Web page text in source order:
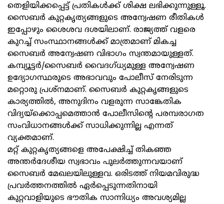
തെളിയിക്കപ്പെട്ട് പ്രതികള്‍ക്ക് ശിക്ഷ ലഭിക്കുന്നുള്ളൂ.
സൈബര്‍ കുറ്റകൃത്യങ്ങളുടെ അന്വേഷണ രീതികള്‍
ഇപ്പോഴും ശൈശവ ദശയിലാണ്. രാജ്യത്ത് വളരെ
കുറച്ച് സംസ്ഥാനങ്ങള്‍ക്ക് മാത്രമാണ് മികച്ച
സൈബര്‍ അന്വേഷണ വിഭാഗം സ്വന്തമായുള്ളത്.
കമ്പ്യൂട്ടര്‍/സൈബര്‍ വൈദഗ്ധ്യമുള്ള അന്വേഷണ
ഉദ്യോഗസ്ഥരുടെ അഭാവവും പോലീസ് നേരിടുന്ന
മറ്റൊരു പ്രശ്നമാണ്. സൈബര്‍ കുറ്റകൃങ്ങളുടെ
കാര്യത്തില്‍, അനുദിനം വളരുന്ന സാങ്കേതിക
വിദ്യയ്ക്കൊപ്പമെത്താന്‍ പോലീസിന്റെ പരമ്പരാഗത
സംവിധാനങ്ങള്‍ക്ക് സാധിക്കുന്നില്ല എന്നത്
വ്യക്തമാണ്.
മറ്റ് കുറ്റകൃത്യങ്ങളെ അപേക്ഷിച്ച് തികഞ്ഞ
അന്തര്‍ദേശീയ സ്വഭാവം പുലര്‍ത്തുന്നവയാണ്
സൈബര്‍ മേഖലയിലുള്ളവ. ഒരിടത്ത് നിയമവിരുദ്ധ
പ്രവര്‍ത്തനത്തില്‍ ഏര്‍പ്പെടുന്നതിനായി
കുറ്റവാളിയുടെ ഭൗതിക സാന്നിധ്യം അവശ്യമില്ല